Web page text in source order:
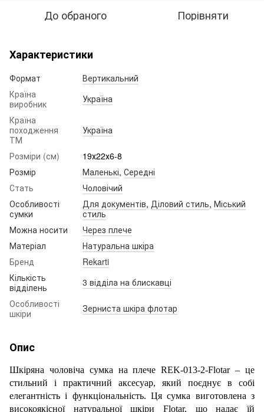
До обраного Порівняти
Характеристики
Формат
Вертикальний
Країна
виробник
Україна
Країна
походження
ТМ
Україна
Розміри (см)
19х22х6-8
Розмір
Маленькі, Середні
Стать
Чоловічий
Особливості
сумки
Для документів, Діловий стиль, Міський
стиль
Можна носити
Через плече
Матеріал
Натуральна шкіра
Бренд
Rekarti
Кількість
відділень
3 відділа на блискавці
Особливості
шкіри
Зерниста шкіра флотар
Опис
Шкіряна чоловіча сумка на плече REK-013-2-Flotar – це
стильний і практичний аксесуар, який поєднує в собі
елегантність і функціональність. Ця сумка виготовлена з
високоякісної натуральної шкіри Flotar, що надає їй